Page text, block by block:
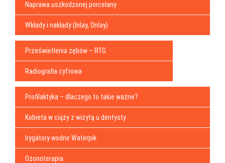
Naprawa uszkodzonej porcelany
Wkłady i nakłady (Inlay, Onlay)
Prześwietlenia zębów – RTG
Radiografia cyfrowa
Profilaktyka – dlaczego to takie ważne?
Kobieta w ciąży z wizytą u dentysty
Irygatory wodne Waterpik
Ozonoterapia